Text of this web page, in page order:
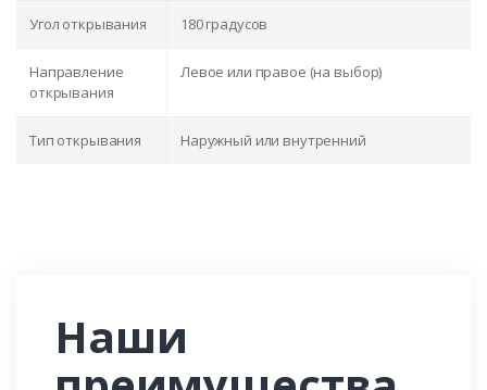
Угол открывания 180 градусов
Направление
открывания
Левое или правое (на выбор)
Тип открывания Наружный или внутренний
Наши